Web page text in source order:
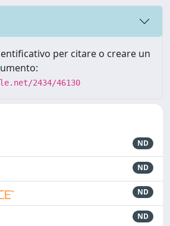
per citare o creare un
2434/46130
ND
ND
ND
ND